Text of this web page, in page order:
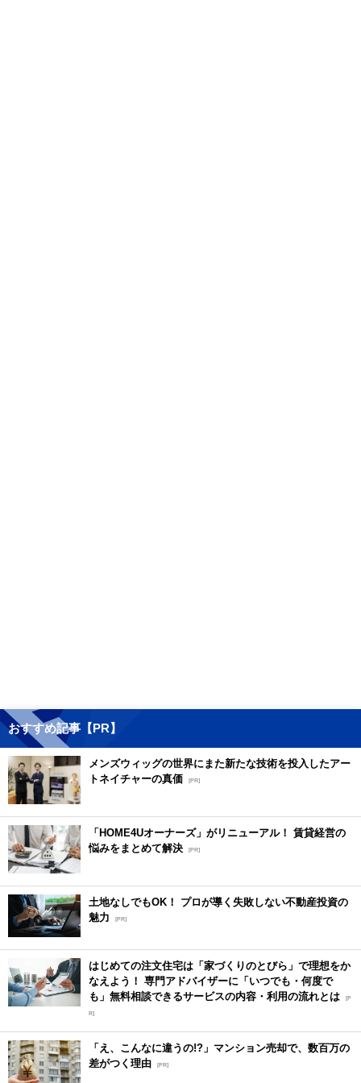
おすすめ記事【PR】
メンズウィッグの世界にまた新たな技術を投入したアー
トネイチャーの真価 [PR]
「HOME4Uオーナーズ」がリニューアル！ 賃貸経営の
悩みをまとめて解決 [PR]
土地なしでもOK！ プロが導く失敗しない不動産投資の
魅力
[PR]
はじめての注文住宅は「家づくりのとびら」で理想をか
なえよう！ 専門アドバイザーに「いつでも・何度で
も」無料相談できるサービスの内容・利用の流れとは [P
R]
「え、こんなに違うの!?」マンション売却で、数百万の
差がつく理由 [PR]